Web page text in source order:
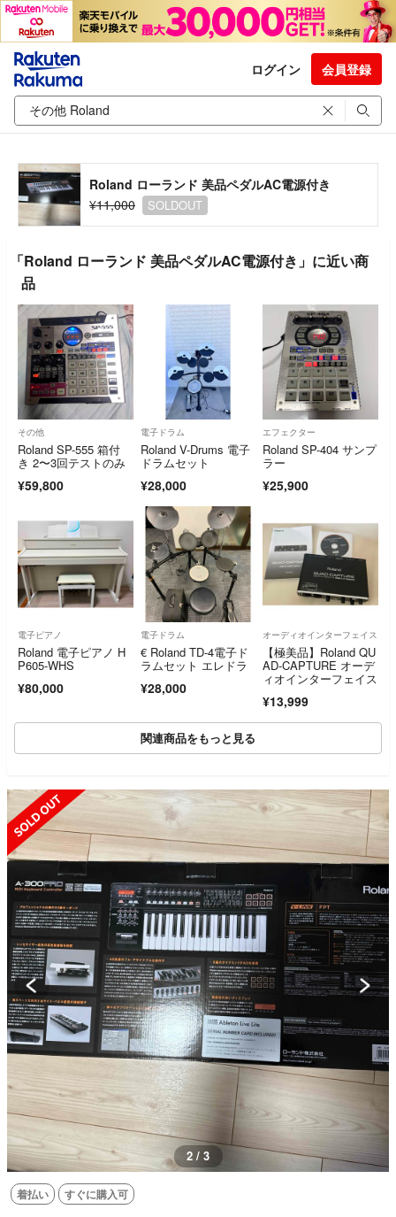
ログイン 会員登録
Roland ローランド 美品ペダルAC電源付き
¥11,000
SOLDOUT
「Roland ローランド 美品ペダルAC電源付き」に近い商
品
その他
Roland SP-555 箱付
き 2〜3回テストのみ
¥59,800
電子ドラム
Roland V-Drums 電子
ドラムセット
¥28,000
エフェクター
Roland SP-404 サンプ
ラー
¥25,900
電子ピアノ
Roland 電子ピアノ H
P605-WHS
¥80,000
電子ドラム
€ Roland TD-4電子ド
ラムセット エレドラ
¥28,000
オーディオインターフェイス
【極美品】Roland QU
AD-CAPTURE オーデ
ィオインターフェイス
¥13,999
関連商品をもっと見る
SOLD OUT
2 / 3
着払い すぐに購入可